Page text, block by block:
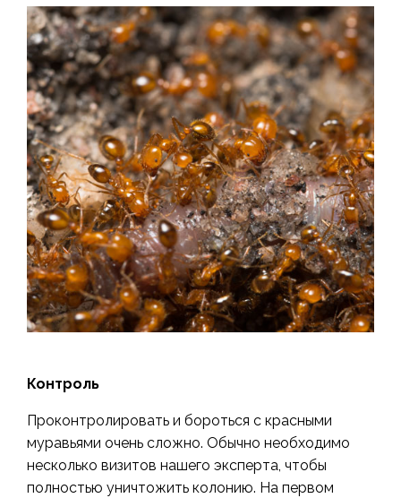
Контроль
Проконтролировать и бороться с красными
муравьями очень сложно. Обычно необходимо
несколько визитов нашего эксперта, чтобы
полностью уничтожить колонию. На первом